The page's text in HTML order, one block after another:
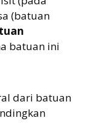
(batuan
batuan ini
dari batuan